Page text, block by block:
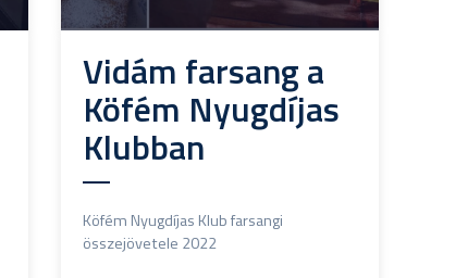
Vidám farsang a
Köfém Nyugdíjas
Klubban
Köfém Nyugdíjas Klub farsangi
összejövetele 2022